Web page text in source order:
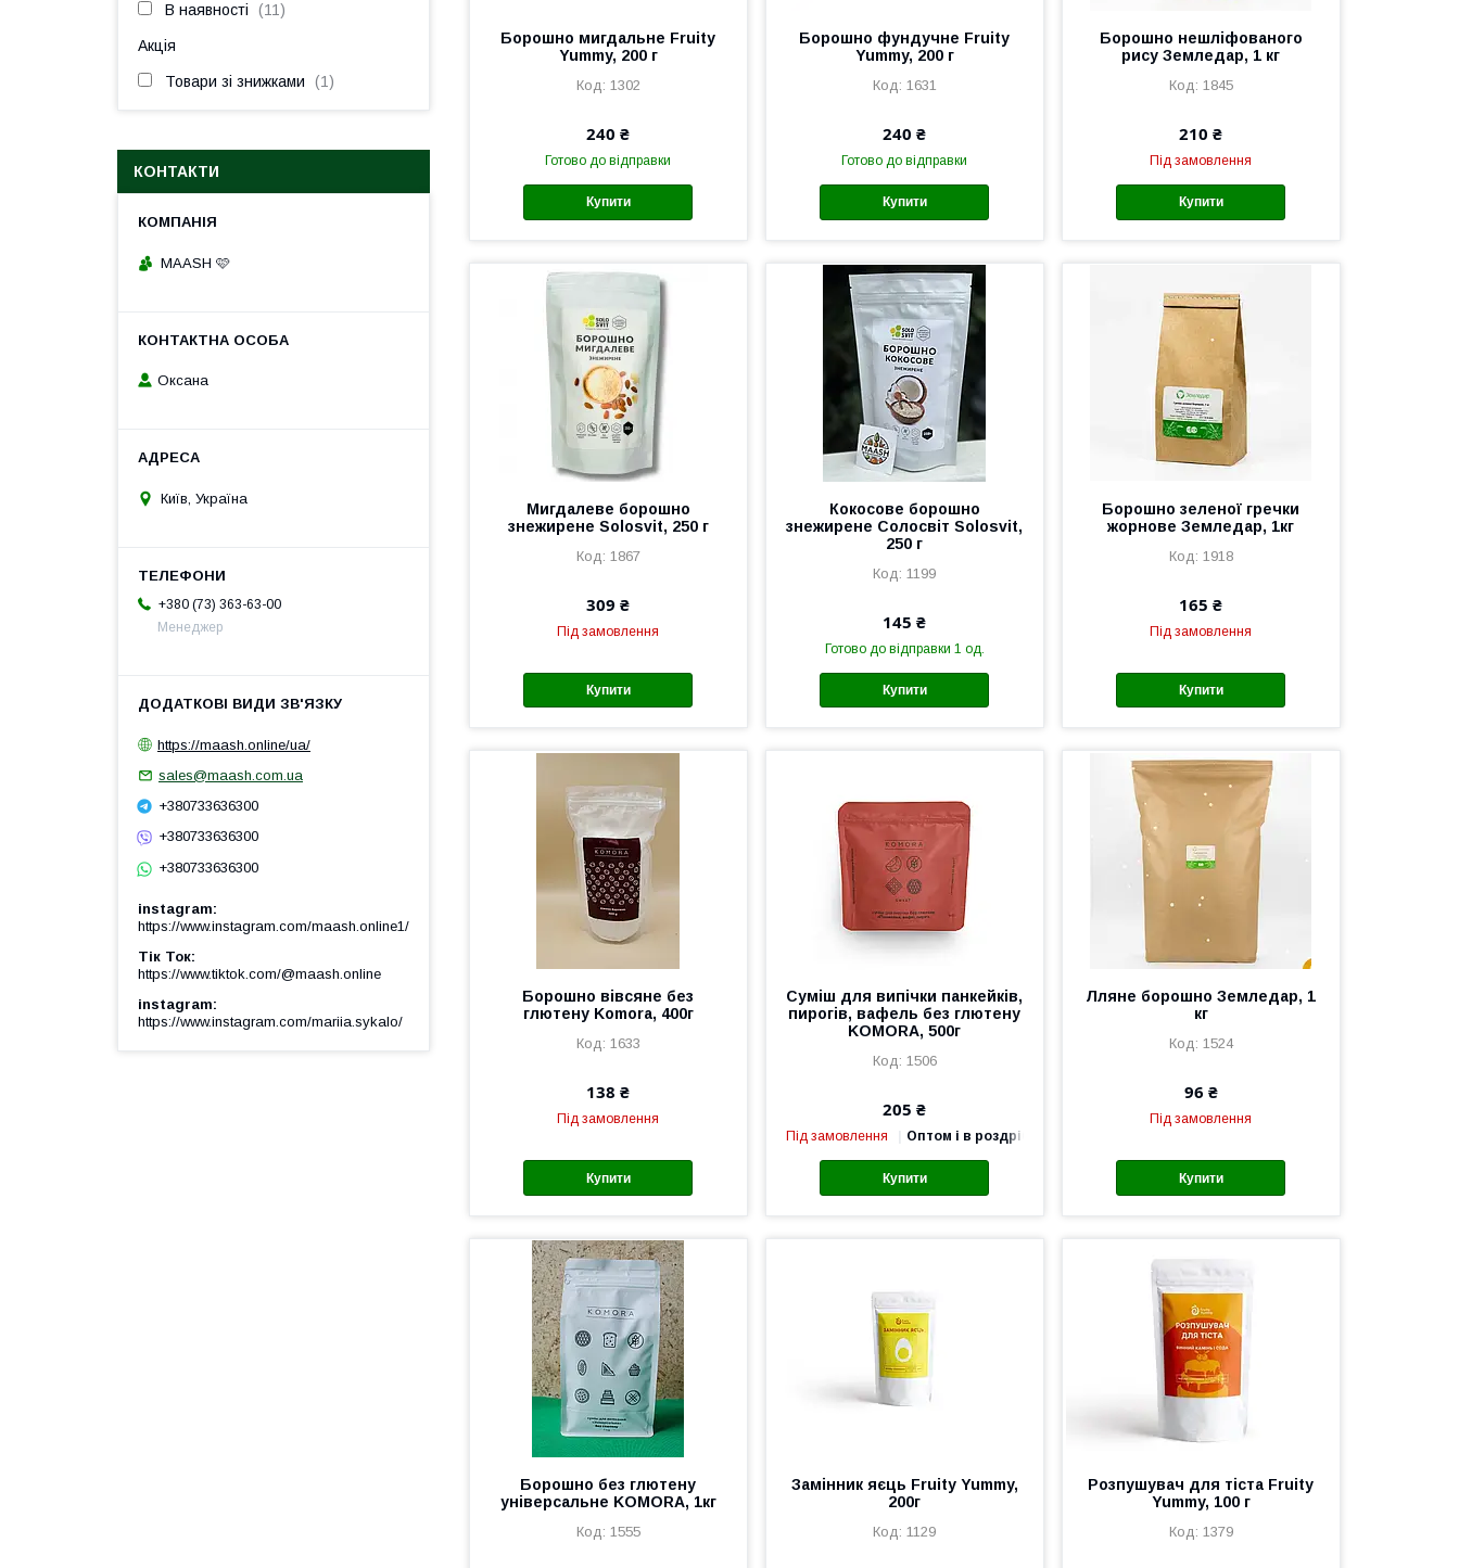
Борошно мигдальне Fruity
Yummy, 200 г
1302
240 ₴
Готово до відправки
Купити
Борошно фундучне Fruity
Yummy, 200 г
1631
240 ₴
Готово до відправки
Купити
Борошно нешліфованого
рису Земледар, 1 кг
1845
210 ₴
Під замовлення
Купити
Мигдалеве борошно
знежирене Solosvit, 250 г
1867
309 ₴
Під замовлення
Купити
Кокосове борошно
знежирене Солосвіт Solosvit,
250 г
1199
145 ₴
Готово до відправки 1 од.
Купити
Борошно зеленої гречки
жорнове Земледар, 1кг
1918
165 ₴
Під замовлення
Купити
Борошно вівсяне без
глютену Komora, 400г
1633
138 ₴
Під замовлення
Купити
Суміш для випічки панкейків,
пирогів, вафель без глютену
KOMORA, 500г
1506
205 ₴
Під замовлення Оптом і в роздріб
Купити
Лляне борошно Земледар, 1
кг
1524
96 ₴
Під замовлення
Купити
Борошно без глютену
універсальне KOMORA, 1кг
1555
Замінник яєць Fruity Yummy,
200г
1129
Розпушувач для тіста Fruity
Yummy, 100 г
1379
В наявності 11
Акція
Товари зі знижками 1
КОНТАКТИ
MAASH 🩷
Оксана
Київ, Україна
+380 (73) 363-63-00
Менеджер
https://maash.online/ua/
sales@maash.com.ua
+380733636300
+380733636300
+380733636300
instagram
https://www.instagram.com/maash.online1/
Тік Ток
https://www.tiktok.com/@maash.online
instagram
https://www.instagram.com/mariia.sykalo/